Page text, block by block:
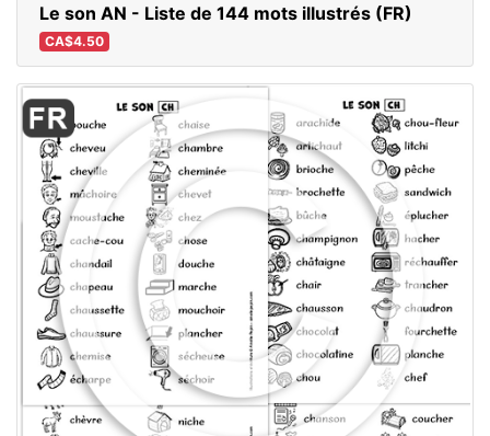
Le son AN - Liste de 144 mots illustrés (FR)
CA$4.50